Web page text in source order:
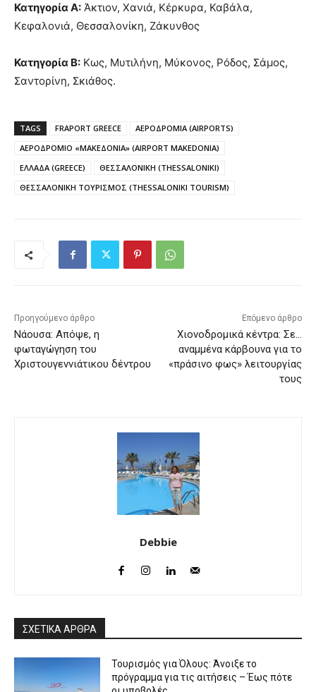
Κατηγορία Α: Άκτιον, Χανιά, Κέρκυρα, Καβάλα,
Κεφαλονιά, Θεσσαλονίκη, Ζάκυνθος
Κατηγορία Β: Κως, Μυτιλήνη, Μύκονος, Ρόδος, Σάμος,
Σαντορίνη, Σκιάθος.
TAGS FRAPORT GREECE
ΑΕΡΟΔΡΟΜΙΑ (AIRPORTS)
ΑΕΡΟΔΡΟΜΙΟ «ΜΑΚΕΔΟΝΙΑ» (AIRPORT MAKEDONIA)
ΕΛΛΑΔΑ (GREECE)
ΘΕΣΣΑΛΟΝΙΚΗ (THESSALONIKI)
ΘΕΣΣΑΛΟΝΙΚΗ ΤΟΥΡΙΣΜΟΣ (THESSALONIKI TOURISM)
Προηγούμενο άρθρο
Νάουσα: Απόψε, η
φωταγώγηση του
Χριστουγεννιάτικου δέντρου
Επόμενο άρθρο
Χιονοδρομικά κέντρα: Σε…
αναμμένα κάρβουνα για το
«πράσινο φως» λειτουργίας
τους
Debbie
ΣΧΕΤΙΚΑ ΑΡΘΡΑ
Τουρισμός για Όλους: Άνοιξε το
πρόγραμμα για τις αιτήσεις – Έως πότε